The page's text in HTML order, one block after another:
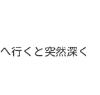
行くと突然深く